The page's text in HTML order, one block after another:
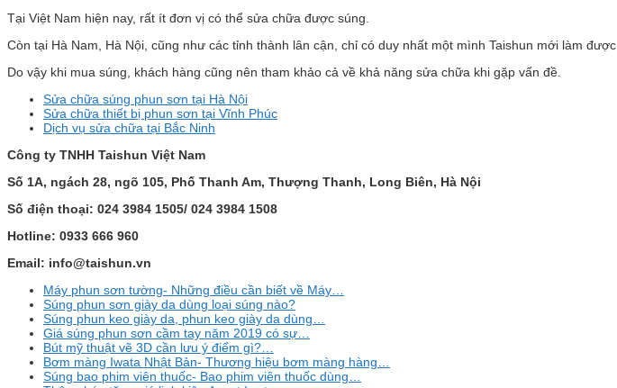
Tại Việt Nam hiện nay, rất ít đơn vị có thể sửa chữa được súng.
Còn tại Hà Nam, Hà Nội, cũng như các tỉnh thành lân cận, chỉ có duy nhất một mình Taishun mới làm được.
Do vậy khi mua súng, khách hàng cũng nên tham khảo cả về khả năng sửa chữa khi gặp vấn đề.
Sửa chữa súng phun sơn tại Hà Nội
Sửa chữa thiết bị phun sơn tại Vĩnh Phúc
Dịch vụ sửa chữa tại Bắc Ninh
Công ty TNHH Taishun Việt Nam
Số 1A, ngách 28, ngõ 105, Phố Thanh Am, Thượng Thanh, Long Biên, Hà Nội
Số điện thoại: 024 3984 1505/ 024 3984 1508
Hotline: 0933 666 960
Email: info@taishun.vn
Máy phun sơn tường- Những điều cần biết về Máy…
Súng phun sơn giày da dùng loại súng nào?
Súng phun keo giày da, phun keo giày da dùng…
Giá súng phun sơn cầm tay năm 2019 có sự…
Bút mỹ thuật vẽ 3D cần lưu ý điểm gì?…
Bơm màng Iwata Nhật Bản- Thương hiệu bơm màng hàng…
Súng bao phim viên thuốc- Bao phim viên thuốc dùng…